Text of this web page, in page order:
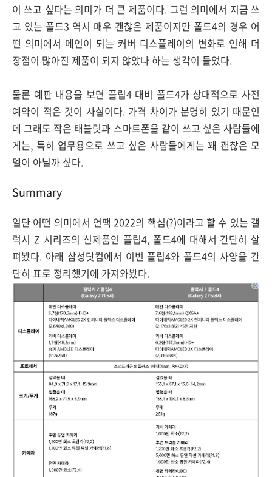
이 쓰고 싶다는 의미가 더 큰 제품이다. 그런 의미에서 지금 쓰
고 있는 폴드3 역시 매우 괜찮은 제품이지만 폴드4의 경우 어
떤 의미에서 메인이 되는 커버 디스플레이의 변화로 인해 더
장점이 많아진 제품이 되지 않았나 하는 생각이 들었다.
물론 예판 내용을 보면 플립4 대비 폴드4가 상대적으로 사전
예약이 적은 것이 사실이다. 가격 차이가 분명히 있기 때문인
데 그래도 작은 태블릿과 스마트폰을 같이 쓰고 싶은 사람들에
게는, 특히 업무용으로 쓰고 싶은 사람들에게는 꽤 괜찮은 모
델이 아닐까 싶다.
Summary
일단 어떤 의미에서 언팩 2022의 핵심(?)이라고 할 수 있는 갤
럭시 Z 시리즈의 신제품인 플립4, 폴드4에 대해서 간단히 살
펴봤다. 아래 삼성닷컴에서 이번 플립4와 폴드4의 사양을 간
단히 표로 정리했기에 가져와봤다.